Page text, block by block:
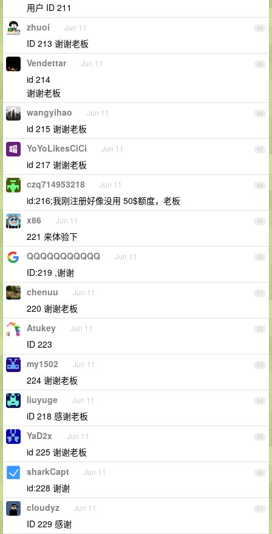
用户 ID 211
44
zhuoi Jun 11
ID 213 谢谢老板
45
Vendettar Jun 11
id 214
谢谢老板
46
wangyihao Jun 11
id 215 谢谢老板
47
YoYoLikesCiCi Jun 11
id 217 谢谢老板
48
czq714953218 Jun 11
id:216;我刚注册好像没用 50$额度，老板
49
x86 Jun 11
221 来体验下
50
QQQQQQQQQQQ Jun 11
ID:219 ,谢谢
51
chenuu Jun 11
220 谢谢老板
52
Atukey Jun 11
ID 223
53
my1502 Jun 11
224 谢谢老板
54
liuyuge Jun 11
iD 218 感谢老板
55
YaD2x Jun 11
id 225 谢谢老板
56
sharkCapt Jun 11
id:228 谢谢
57
cloudyz Jun 11
ID 229 感谢